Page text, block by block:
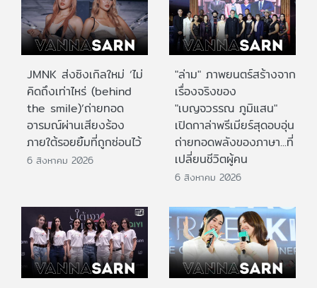
JMNK ส่งซิงเกิลใหม่ ‘ไม่
คิดถึงเท่าไหร่ (behind
the smile)’ถ่ายทอด
อารมณ์ผ่านเสียงร้อง
ภายใต้รอยยิ้มที่ถูกซ่อนไว้
6 สิงหาคม 2026
"ล่าม" ภาพยนตร์สร้างจาก
เรื่องจริงของ
"เบญจวรรณ ภูมิแสน"
เปิดกาล่าพรีเมียร์สุดอบอุ่น
ถ่ายทอดพลังของภาษา...ที่
เปลี่ยนชีวิตผู้คน
6 สิงหาคม 2026